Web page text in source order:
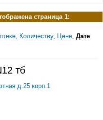
страница 1:
Количеству, Цене Дате
тб
д.25 корп.1